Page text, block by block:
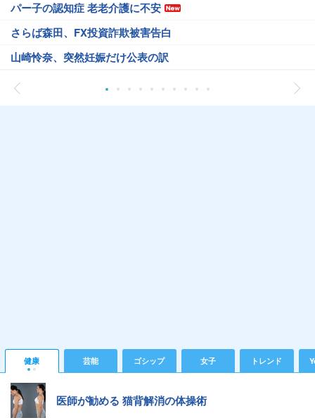
パー子の認知症 老老介護に不安
さらば森田、FX投資詐欺被害告白
山崎怜奈、突然妊娠だけ公表の訳
健康 芸能 ゴシップ 女子 トレンド
医師が勧める 猫背解消の体操術